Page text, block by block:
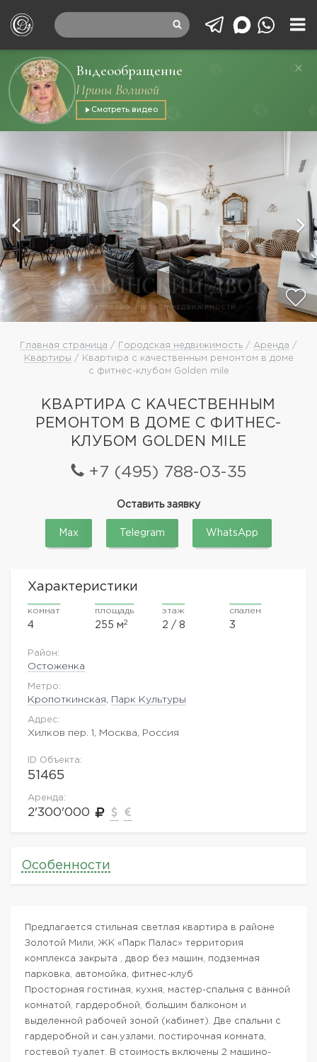
Видеообращение
Ирины Волиной
Смотреть видео
Главная страница / Городская недвижимость / Аренда /
Квартиры / Квартира с качественным ремонтом в доме
с фитнес-клубом Golden mile
КВАРТИРА С КАЧЕСТВЕННЫМ
РЕМОНТОМ В ДОМЕ С ФИТНЕС-
КЛУБОМ GOLDEN MILE
+7 (495) 788-03-35
Оставить заявку
Max Telegram WhatsApp
Характеристики
комнат
4
площадь
255 м2
этаж
2 / 8
спален
3
Район:
Остоженка
Метро:
Кропоткинская Парк Культуры
Адрес:
Хилков пер. 1, Москва, Россия
ID Объекта:
51465
Аренда:
2'300'000
Особенности
Предлагается стильная светлая квартира в районе
Золотой Мили, ЖК «Парк Палас» территория
комплекса закрыта , двор без машин, подземная
парковка, автомойка, фитнес-клуб
Просторная гостиная, кухня, мастер-спальня с ванной
комнатой, гардеробной, большим балконом и
выделенной рабочей зоной (кабинет). Две спальни с
гардеробной и сан.узлами, постирочная комната,
гостевой туалет. В стоимость включены 2 машино-